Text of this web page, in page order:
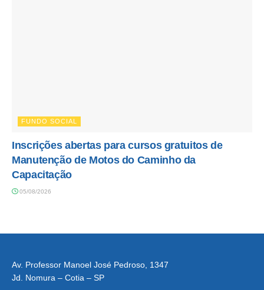
FUNDO SOCIAL
Inscrições abertas para cursos gratuitos de
Manutenção de Motos do Caminho da
Capacitação
05/08/2026
Av. Professor Manoel José Pedroso, 1347
Jd. Nomura – Cotia – SP